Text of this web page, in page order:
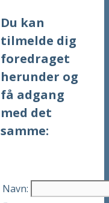
Du kan
tilmelde dig
foredraget
herunder og
få adgang
med det
samme:
Navn: